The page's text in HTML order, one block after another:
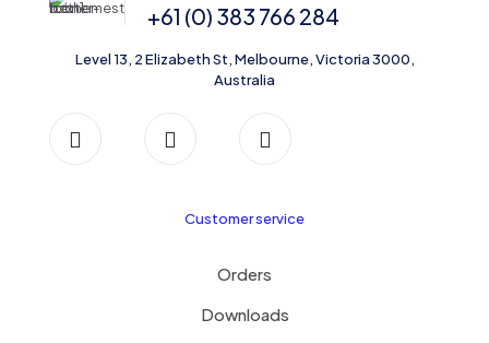
+61 (0) 383 766 284
Level 13, 2 Elizabeth St, Melbourne, Victoria 3000,
Australia
Customer service
Orders
Downloads